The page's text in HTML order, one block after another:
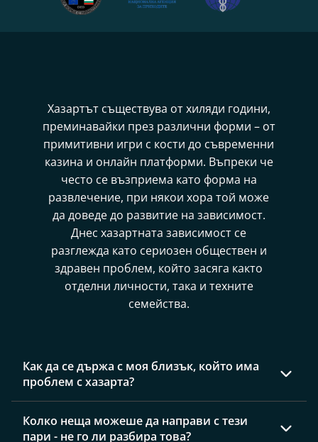
Хазартът съществува от хиляди години,
преминавайки през различни форми – от
примитивни игри с кости до съвременни
казина и онлайн платформи. Въпреки че
често се възприема като форма на
развлечение, при някои хора той може
да доведе до развитие на зависимост.
Днес хазартната зависимост се
разглежда като сериозен обществен и
здравен проблем, който засяга както
отделни личности, така и техните
семейства.
Как да се държа с моя близък, който има
проблем с хазарта?
родители и близки на хазартно зависими хора. В
Колко неща можеше да направи с тези
пари - не го ли разбира това?